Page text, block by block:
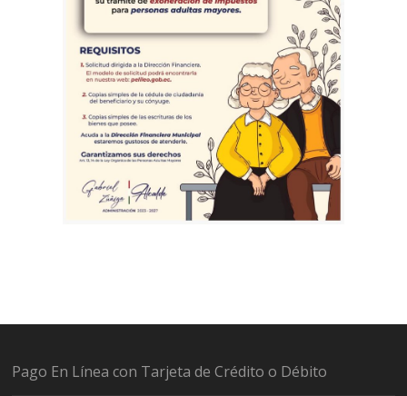
Pago En Línea con Tarjeta de Crédito o Débito